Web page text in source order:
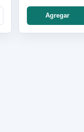
Agregar